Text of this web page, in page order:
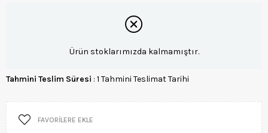
Ürün stoklarımızda kalmamıştır.
Tahmini Teslim Süresi : 1 Tahmini Teslimat Tarihi
FAVORILERE EKLE